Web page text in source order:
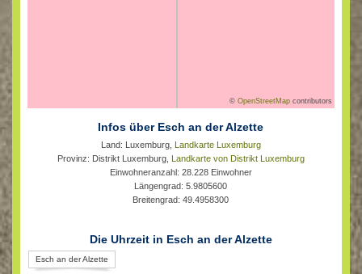
©OpenStreetMap contributors
Infos über Esch an der Alzette
Land: Luxemburg, Landkarte Luxemburg
Provinz: Distrikt Luxemburg, Landkarte von Distrikt Luxemburg
Einwohneranzahl: 28.228 Einwohner
Längengrad: 5.9805600
Breitengrad: 49.4958300
Die Uhrzeit in Esch an der Alzette
Esch an der Alzette